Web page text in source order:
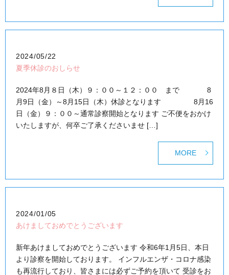
2024/05/22
夏季休診のおしらせ
2024年8月８日（木）９：００～１２：００ まで 8
月9日（金）～8月15日（木）休診となります 8月16
日（金）９：００～通常診察開始となります ご不便をおかけ
いたしますが、何卒ご了承くださいませ […]
MORE
2024/01/05
あけましておめでとうございます
新年あけましておめでとうございます 令和6年1月5日、本日
より診察を開始しております。 インフルエンザ・コロナ感染
も再流行しており、皆さまには必ずご予約を頂いて 受診をお